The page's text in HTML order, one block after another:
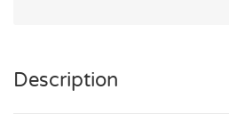
Description